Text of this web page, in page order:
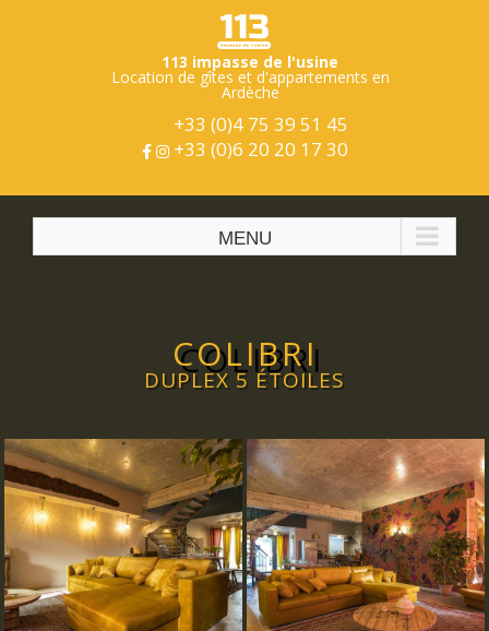
113 impasse de l'usine
Location de gîtes et d'appartements en
Ardèche
+33 (0)4 75 39 51 45
+33 (0)6 20 20 17 30
COLIBRI
DUPLEX 5 ÉTOILES